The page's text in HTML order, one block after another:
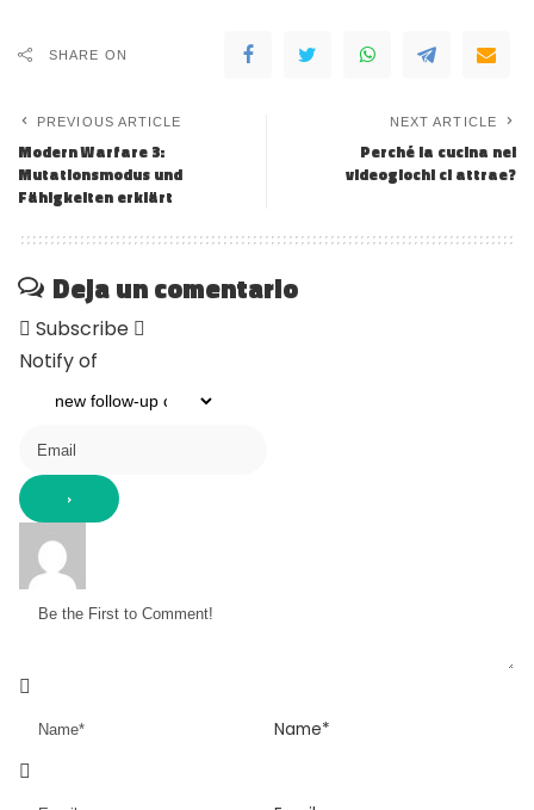
SHARE ON
PREVIOUS ARTICLE
Modern Warfare 3:
Mutationsmodus und
Fähigkeiten erklärt
NEXT ARTICLE
Perché la cucina nei
videogiochi ci attrae?
Deja un comentario
Subscribe
Notify of
Name*